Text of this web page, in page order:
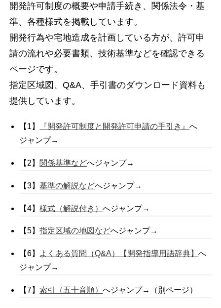
開発許可制度の概要や申請手続き、関係法令・基
準、各種様式を掲載しています。
開発行為や宅地造成を計画している方が、許可申
請の流れや必要書類、技術基準などを確認できる
ページです。
指定区域図、Q&A、手引書のダウンロード資料も
提供しています。
【1】 『開発許可制度と開発許可申請の手引き』へ
ジャンプ→
【2】 関係基準などへジャンプ→
【3】基準の解説などへジャンプ→
【4】様式（解説付き）へジャンプ→
【5】指定区域の地図などへジャンプ→
【6】 よくある質問（Q&A）【開発指導用語辞典】へ
ジャンプ→
【7】索引（五十音順）へジャンプ→（別ページ）